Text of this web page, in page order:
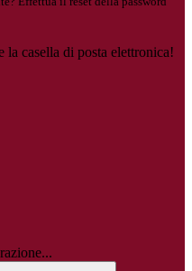
casella di posta elettronica!